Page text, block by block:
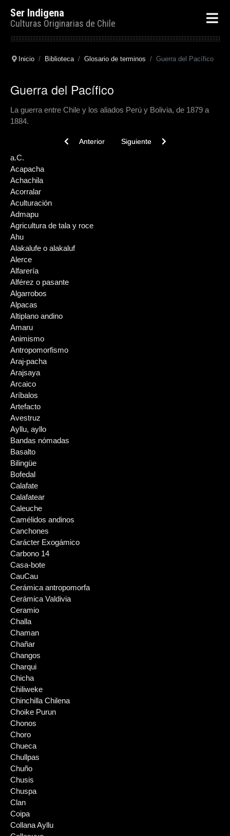
Ser Indigena
Culturas Originarias de Chile
Inicio Biblioteca Glosario de terminos Guerra del Pacífico
Guerra del Pacífico
La guerra entre Chile y los aliados Perú y Bolivia, de 1879 a
1884.
Previous article: Hábitat
Anterior Next article: Guanacos
Siguiente
a.C.
Acapacha
Achachila
Acorralar
Aculturación
Admapu
Agricultura de tala y roce
Ahu
Alakalufe o alakaluf
Alerce
Alfarería
Alférez o pasante
Algarrobos
Alpacas
Altiplano andino
Amaru
Animismo
Antropomorfismo
Araj-pacha
Arajsaya
Arcaico
Aríbalos
Artefacto
Avestruz
Ayllu, ayllo
Bandas nómadas
Basalto
Bilingüe
Bofedal
Calafate
Calafatear
Caleuche
Camélidos andinos
Canchones
Carácter Exogámico
Carbono 14
Casa-bote
CauCau
Cerámica antropomorfa
Cerámica Valdivia
Ceramio
Challa
Chaman
Chañar
Changos
Charqui
Chicha
Chiliweke
Chinchilla Chilena
Choike Purun
Chonos
Choro
Chueca
Chullpas
Chuño
Chusis
Chuspa
Clan
Coipa
Collana Ayllu